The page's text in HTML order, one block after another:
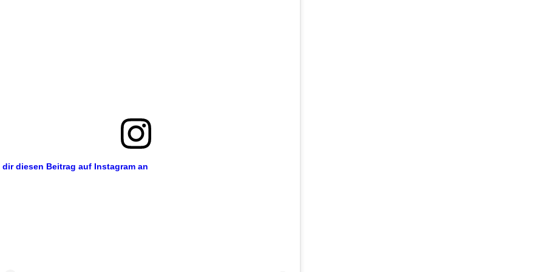
dir diesen Beitrag auf Instagram an